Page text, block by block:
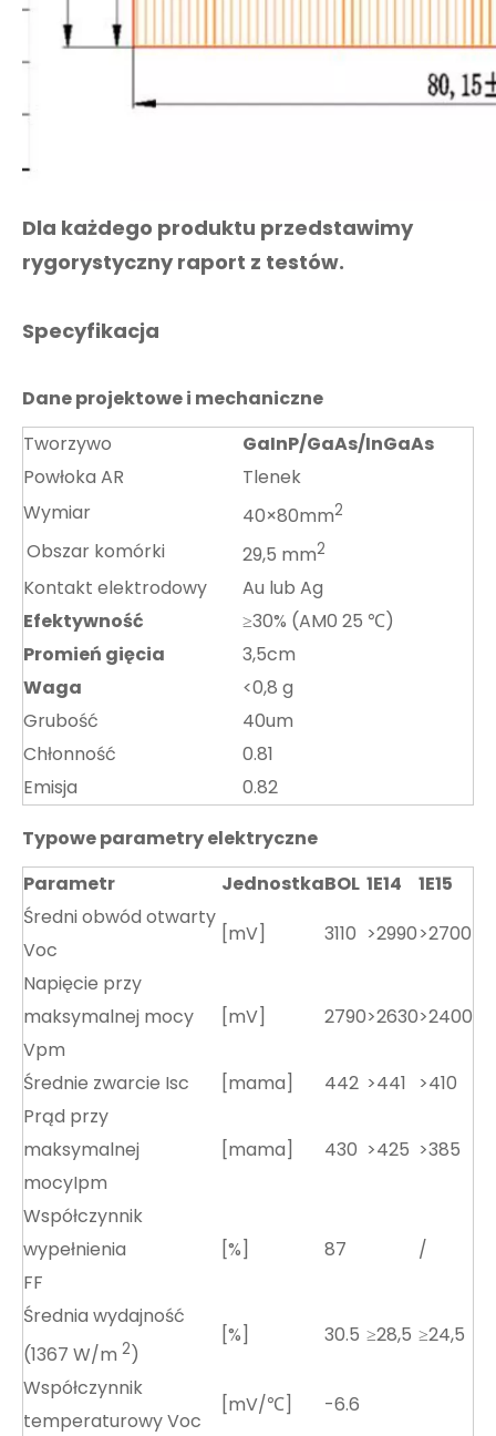
Dla każdego produktu przedstawimy
rygorystyczny raport z testów.
Specyfikacja
Dane projektowe i mechaniczne
Tworzywo
GaInP/GaAs/InGaAs
Powłoka AR
Tlenek
Wymiar
40×80mm2
Obszar komórki 29,5 mm2
Kontakt elektrodowy
Au lub Ag
Efektywność
≥30% (AM0 25 ℃)
Promień gięcia
3,5cm
Waga
<0,8 g
Grubość
40um
Chłonność
0.81
Emisja
0.82
Typowe parametry elektryczne
Parametr
JednostkaBOL 1E14
1E15
Średni obwód otwarty
Voc
[mV] 3110 >2990>2700
Napięcie przy
maksymalnej mocy
Vpm
[mV] 2790>2630>2400
Średnie zwarcie Isc [mama] 442 >441
>410
Prąd przy
maksymalnej
mocyIpm
[mama] 430 >425 >385
Współczynnik
wypełnienia
FF
[%] 87 /
Średnia wydajność
(1367 W/m 2)
[%] 30.5 ≥28,5 ≥24,5
Współczynnik
temperaturowy Voc
[mV/℃] -6.6